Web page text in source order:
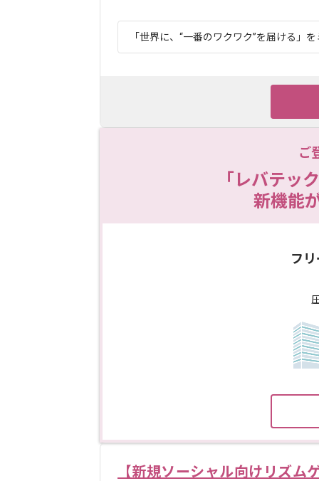
「世界に、“一番のワクワク”を届ける」
ご
「レバテッ
新機能
フ
【新規ソーシャル向けリズム